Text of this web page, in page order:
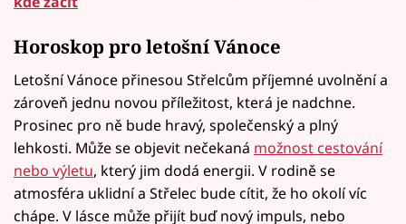
Horoskop pro letošní Vánoce
Letošní Vánoce přinesou Střelcům příjemné uvolnění a
zároveň jednu novou příležitost, která je nadchne.
Prosinec pro ně bude hravý, společenský a plný
lehkosti. Může se objevit nečekaná možnost cestování
nebo výletu, který jim dodá energii. V rodině se
atmosféra uklidní a Střelec bude cítit, že ho okolí víc
chápe. V lásce může přijít buď nový impuls, nebo